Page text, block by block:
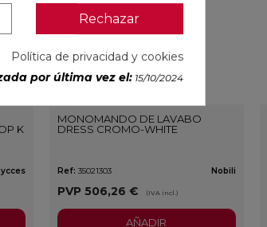
K
MONOMANDO DE LAVABO
DRESS CROMO-WHITE
Ref: 35021303 Nobili
PVP 506,26 € (IVA incl.)
AÑADIR
Rechazar
Política de privacidad y cookies
por última vez el: 15/10/2024